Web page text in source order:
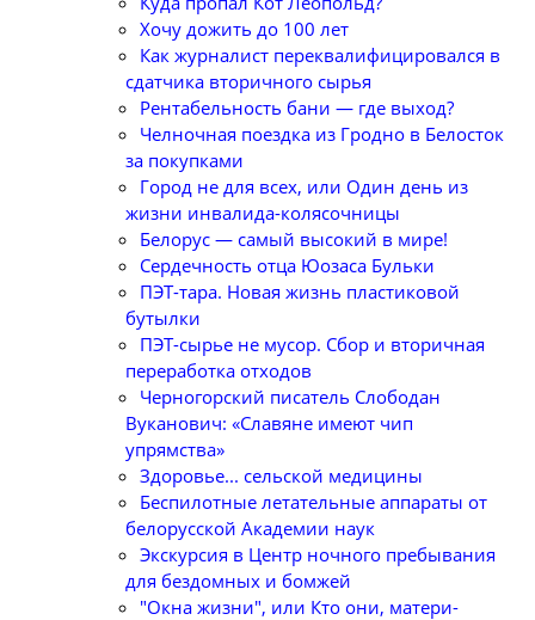
Хочу дожить до 100 лет
Как журналист переквалифицировался в
сдатчика вторичного сырья
Рентабельность бани — где выход?
Челночная поездка из Гродно в Белосток
за покупками
Город не для всех, или Один день из
жизни инвалида-колясочницы
Белорус — самый высокий в мире!
Сердечность отца Юозаса Бульки
ПЭТ-тара. Новая жизнь пластиковой
бутылки
ПЭТ-сырье не мусор. Сбор и вторичная
переработка отходов
Черногорский писатель Слободан
Вуканович: «Славяне имеют чип
упрямства»
Здоровье... сельской медицины
Беспилотные летательные аппараты от
белорусской Академии наук
Экскурсия в Центр ночного пребывания
для бездомных и бомжей
"Окна жизни", или Кто они, матери-